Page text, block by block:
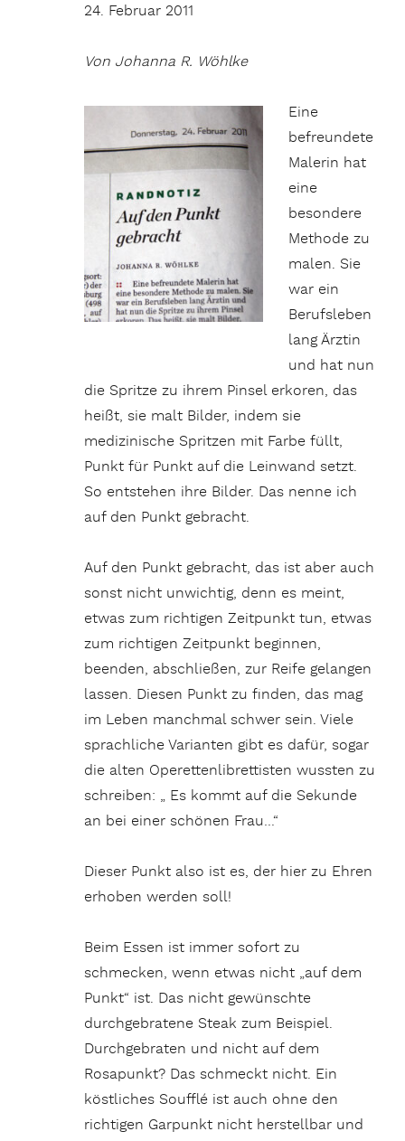
24. Februar 2011
Von Johanna R. Wöhlke
Eine
befreundete
Malerin hat
eine
besondere
Methode zu
malen. Sie
war ein
Berufsleben
lang Ärztin
und hat nun
die Spritze zu ihrem Pinsel erkoren, das
heißt, sie malt Bilder, indem sie
medizinische Spritzen mit Farbe füllt,
Punkt für Punkt auf die Leinwand setzt.
So entstehen ihre Bilder. Das nenne ich
auf den Punkt gebracht.
Auf den Punkt gebracht, das ist aber auch
sonst nicht unwichtig, denn es meint,
etwas zum richtigen Zeitpunkt tun, etwas
zum richtigen Zeitpunkt beginnen,
beenden, abschließen, zur Reife gelangen
lassen. Diesen Punkt zu finden, das mag
im Leben manchmal schwer sein. Viele
sprachliche Varianten gibt es dafür, sogar
die alten Operettenlibrettisten wussten zu
schreiben: „ Es kommt auf die Sekunde
an bei einer schönen Frau…“
Dieser Punkt also ist es, der hier zu Ehren
erhoben werden soll!
Beim Essen ist immer sofort zu
schmecken, wenn etwas nicht „auf dem
Punkt“ ist. Das nicht gewünschte
durchgebratene Steak zum Beispiel.
Durchgebraten und nicht auf dem
Rosapunkt? Das schmeckt nicht. Ein
köstliches Soufflé ist auch ohne den
richtigen Garpunkt nicht herstellbar und